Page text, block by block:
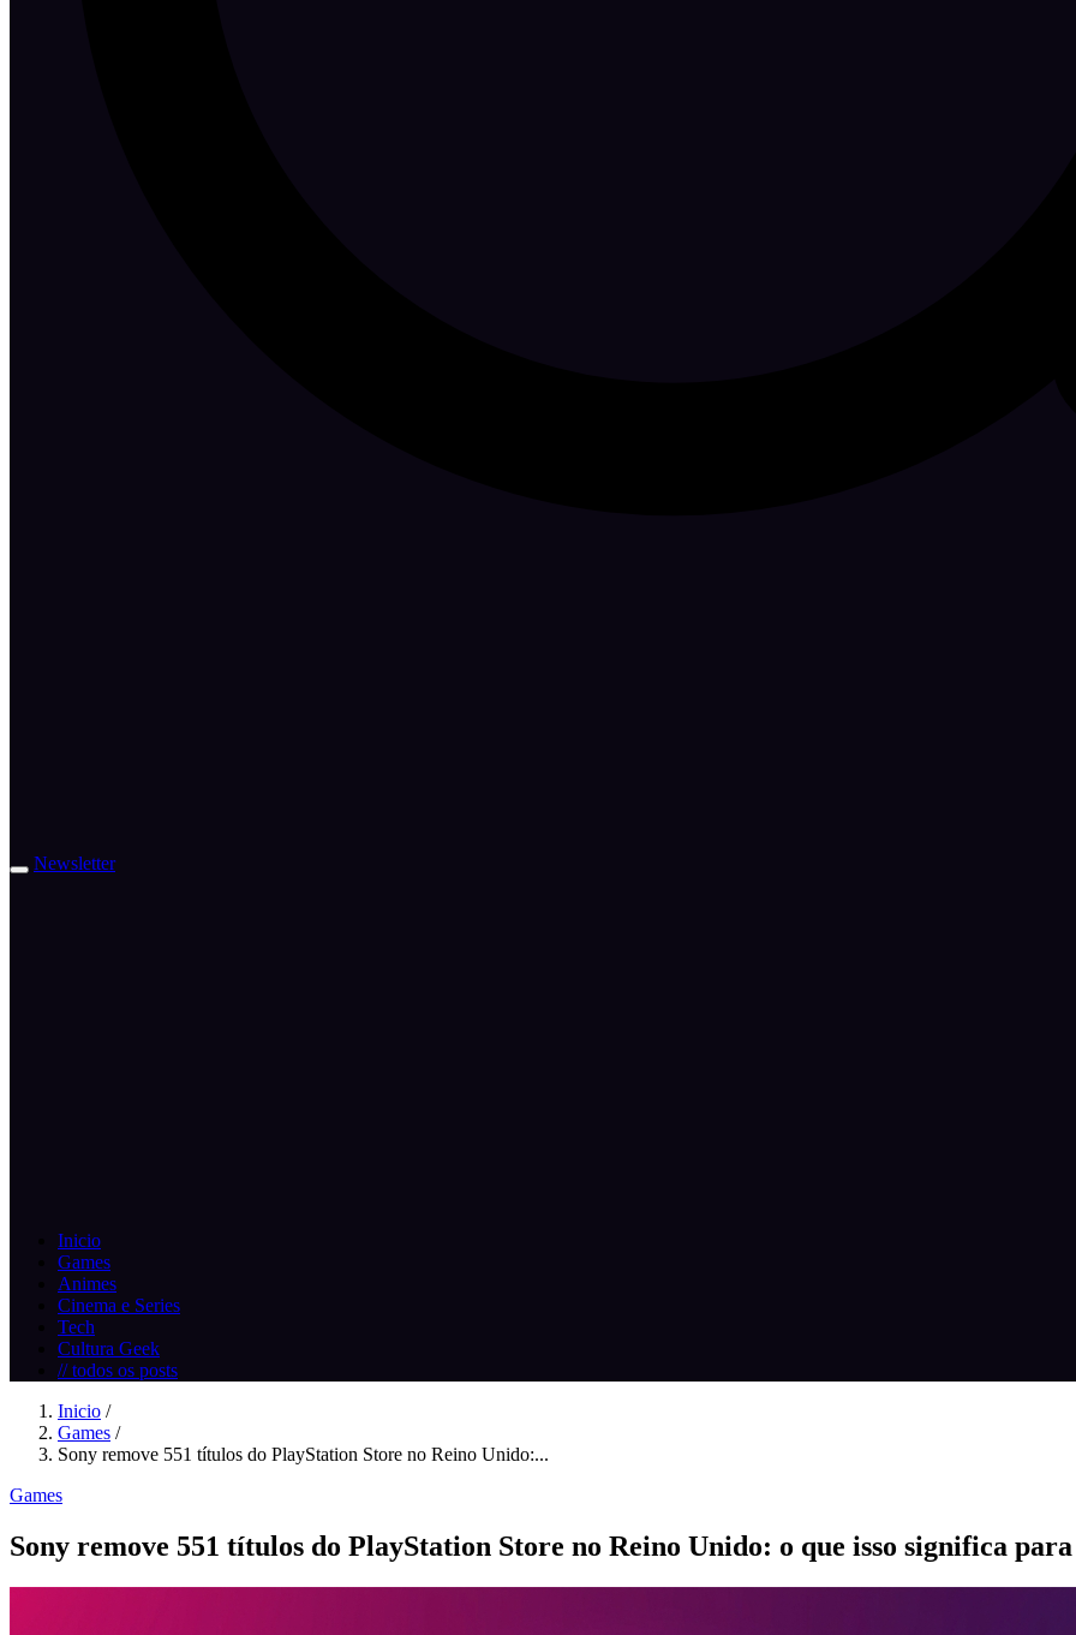
Newsletter
Inicio
Games
Animes
Cinema e Series
Tech
Cultura Geek
// todos os posts
Inicio /
Games /
Sony remove 551 títulos do PlayStation Store no Reino Unido:...
Games
Sony remove 551 títulos do PlayStation Store no Reino Unido: o que isso significa para